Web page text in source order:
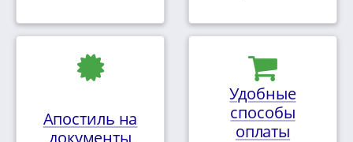
Апостиль на
документы
Удобные
способы
оплаты